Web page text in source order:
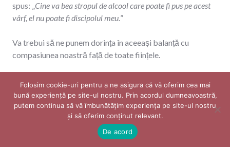
spus: „Cine va bea stropul de alcool care poate fi pus pe acest
vârf, el nu poate fi discipolul meu.”
Va trebui să ne punem dorința în aceeași balanță cu
compasiunea noastră față de toate ființele.
incredibilă. Avem nevoie de o minte extrem de clară. Există
nenumărate lucruri care ne întunecă mintea. Bodhisattva
Vreau să ajung la iluminare pentru binele întregii
”, și el în mod conștient își deteriorează mintea, asta
înseamnă că face exact invers de ceea ce susține.
Folosim cookie-uri pentru a ne asigura că vă oferim cea mai
bună experiență pe site-ul nostru. Prin acordul dumneavoastră,
putem continua să vă îmbunătățim experiența pe site-ul nostru
și să oferim conținut relevant. ​
De acord